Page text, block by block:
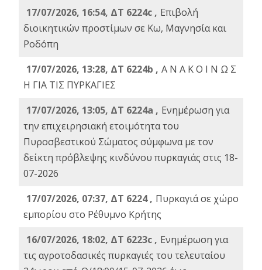
17/07/2026, 16:54, ΔΤ 6224c , Επιβολή
διοικητικών προστίμων σε Κω, Μαγνησία και
Ροδόπη
17/07/2026, 13:28, ΔΤ 6224b , Α Ν Α Κ Ο Ι Ν Ω Σ
Η ΓΙΑ ΤΙΣ ΠΥΡΚΑΓΙΕΣ
17/07/2026, 13:05, ΔΤ 6224a , Ενημέρωση για
την επιχειρησιακή ετοιμότητα του
Πυροσβεστικού Σώματος σύμφωνα με τον
δείκτη πρόβλεψης κινδύνου πυρκαγιάς στις 18-
07-2026
17/07/2026, 07:37, ΔΤ 6224 , Πυρκαγιά σε χώρο
εμπορίου στο Ρέθυμνο Κρήτης
16/07/2026, 18:02, ΔΤ 6223c , Ενημέρωση για
τις αγροτοδασικές πυρκαγιές του τελευταίου